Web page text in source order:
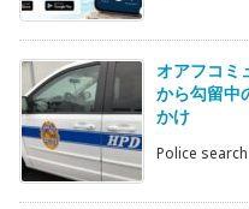
オアフコミ
から勾留
かけ
Police